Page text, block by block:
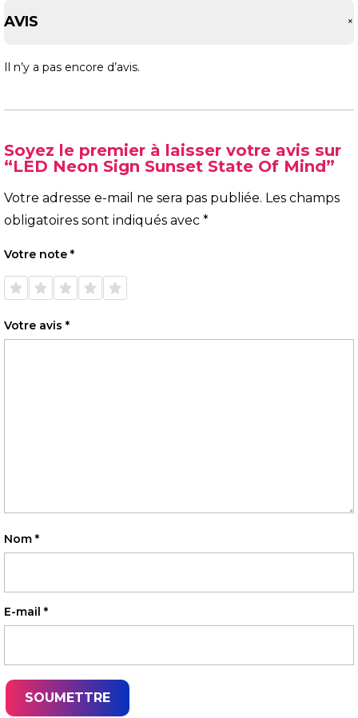
AVIS +
Il n’y a pas encore d’avis.
Soyez le premier à laisser votre avis sur
“LED Neon Sign Sunset State Of Mind”
Votre adresse e-mail ne sera pas publiée. Les champs
obligatoires sont indiqués avec *
Votre note *
1 étoile
sur 5
2 étoiles
sur 5
3 étoiles
sur 5
4 étoiles
sur 5
5 étoiles
sur 5
Votre avis *
Nom *
E-mail *